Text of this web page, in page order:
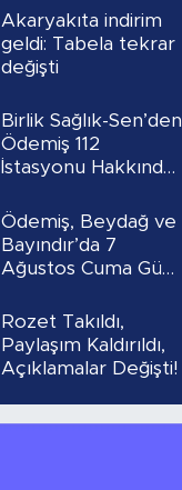
Akaryakıta indirim
geldi: Tabela tekrar
değişti
Birlik Sağlık-Sen’den
Ödemiş 112
İstasyonu Hakkında
“Başmüfettiş
Görevlendirilsin”
Ödemiş, Beydağ ve
Bayındır’da 7
Ağustos Cuma Günü
Kesintisi
Rozet Takıldı,
Paylaşım Kaldırıldı,
Açıklamalar Değişti!